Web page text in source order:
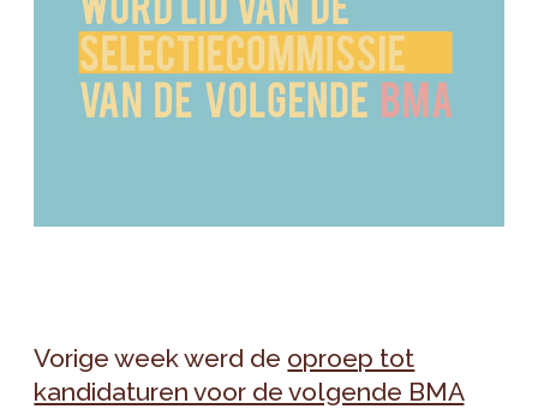
Vorige week werd de oproep tot
kandidaturen voor de volgende BMA